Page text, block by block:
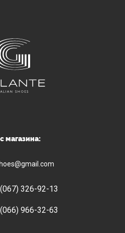
магазина:
326-92-13
966-32-63